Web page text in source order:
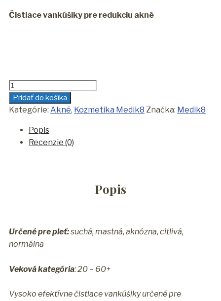
Čistiace vankúšiky pre redukciu akné
množstvo
Medik8
Blemish
Pads
Pridať do košíka
Kategórie: Akné, Kozmetika Medik8 Značka: Medik8
Popis
Recenzie (0)
Popis
Určené pre pleť:suchá, mastná, aknózna, citlivá,
normálna
Veková kategória: 20 – 60+
Vysoko efektívne čistiace vankúšiky určené pre